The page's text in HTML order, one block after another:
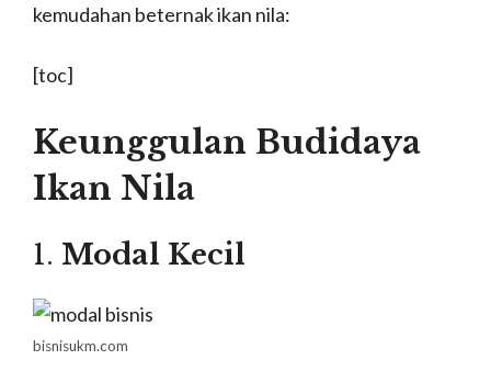
kemudahan beternak ikan nila:
[toc]
Keunggulan Budidaya
Ikan Nila
1. Modal Kecil
bisnisukm.com